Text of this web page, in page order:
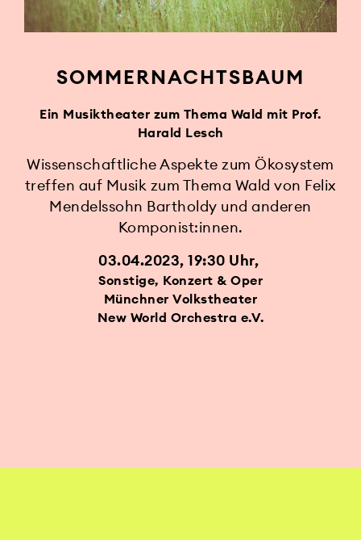
SOMMERNACHTSBAUM
Ein Musiktheater zum Thema Wald mit Prof.
Harald Lesch
Wissenschaftliche Aspekte zum Ökosystem
treffen auf Musik zum Thema Wald von Felix
Mendelssohn Bartholdy und anderen
Komponist:innen.
03.04.2023, 19:30 Uhr
Sonstige, Konzert & Oper
Münchner Volkstheater
New World Orchestra e.V.